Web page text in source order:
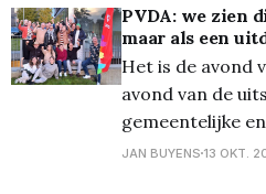
Loucka 1.355 De
Craeghs Ruben
PVDA: we zien
maar als een
Het is de avond
avond van de
gemeentelijke
Leden van de
JAN BUYENS 13 OKT.